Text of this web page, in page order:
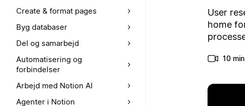
Create & format pages
Byg databaser
Del og samarbejd
Automatisering og
forbindelser
Arbejd med Notion AI
Agenter i Notion
User
home
10